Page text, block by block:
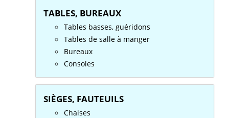
TABLES, BUREAUX
Tables basses, guéridons
Tables de salle à manger
Bureaux
Consoles
SIÈGES, FAUTEUILS
Chaises